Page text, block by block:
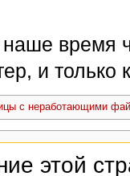
наше время
и только
с неработающими
этой